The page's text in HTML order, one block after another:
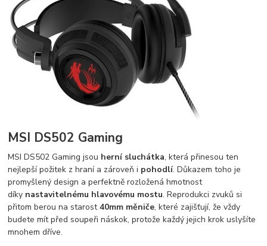
MSI DS502 Gaming
MSI DS502 Gaming jsou herní sluchátka, která přinesou ten
nejlepší požitek z hraní a zároveň i pohodlí. Důkazem toho je
promyšlený design a perfektně rozložená hmotnost
díky nastavitelnému hlavovému mostu. Reprodukci zvuků si
přitom berou na starost40mm měniče, které zajišťují, že vždy
budete mít před soupeři náskok, protože každý jejich krok uslyšíte
mnohem dříve.